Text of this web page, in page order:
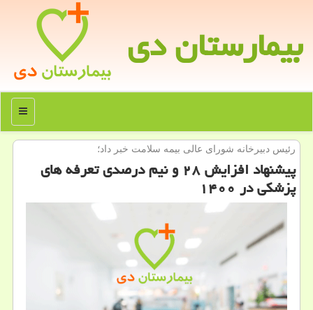
بیمارستان دی
منو
رئیس دبیرخانه شورای عالی بیمه سلامت خبر داد؛
پیشنهاد افزایش ۲۸ و نیم درصدی تعرفه های
پزشكی در ۱۴۰۰